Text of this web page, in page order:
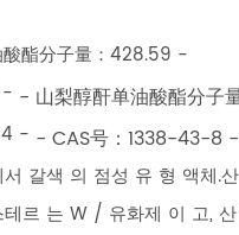
酯分子量：428.59 -
- 山梨醇酐单油酸酯分子
- - CAS号：1338-43-8 -
갈색 의 점성 유 형 액체.
르 는 W / 유화제 이 고,